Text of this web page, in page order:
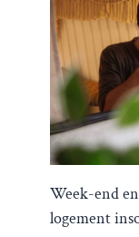
Week-end
logement